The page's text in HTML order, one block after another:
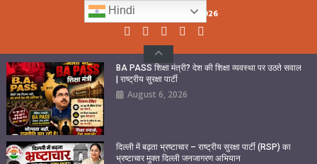
Thursday, August 06, 2026
BA PASS शिक्षा मंत्री? देश की शिक्षा व्यवस्था पर उठते सवाल
| राष्ट्रीय सुरक्षा पार्टी
August 6, 2026
दिल्ली में बढ़ता भ्रष्टाचार – राष्ट्रीय सुरक्षा पार्टी (RSP) का
भ्रष्टाचार मुक्त दिल्ली जनजागरण अभियान
Hindi